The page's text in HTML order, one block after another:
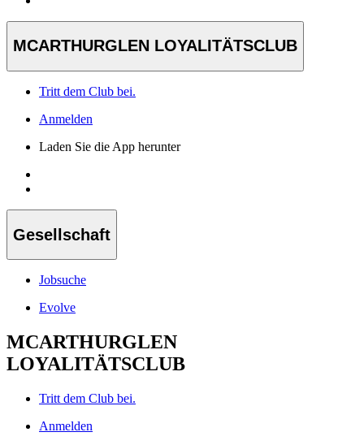
MCARTHURGLEN LOYALITÄTSCLUB
Tritt dem Club bei.
Anmelden
Laden Sie die App herunter
Gesellschaft
Jobsuche
Evolve
MCARTHURGLEN
LOYALITÄTSCLUB
Tritt dem Club bei.
Anmelden